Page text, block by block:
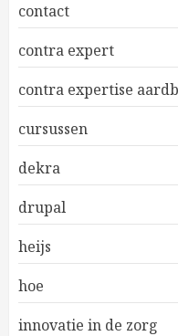
contact
contra expert
contra expertise
cursussen
dekra
drupal
heijs
hoe
innovatie in de zorg